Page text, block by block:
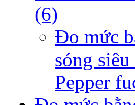
(6)
Đo mức
sóng siêu
Pepper